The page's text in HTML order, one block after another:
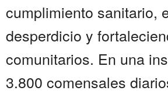
cumplimiento sanitario,
desperdicio y
comunitarios. En una
3.800 comensales